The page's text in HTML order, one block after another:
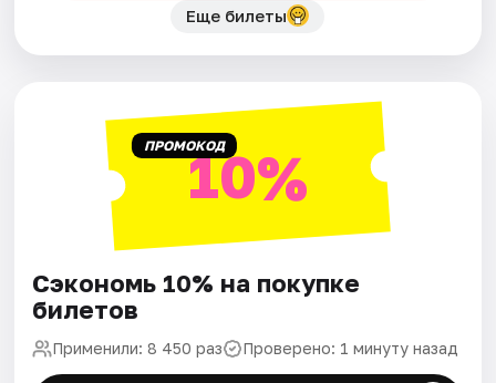
Еще билеты
ПРОМОКОД10%
Сэкономь 10% на покупке
билетов
Применили: 8 450 раз Проверено: 1 минуту назад